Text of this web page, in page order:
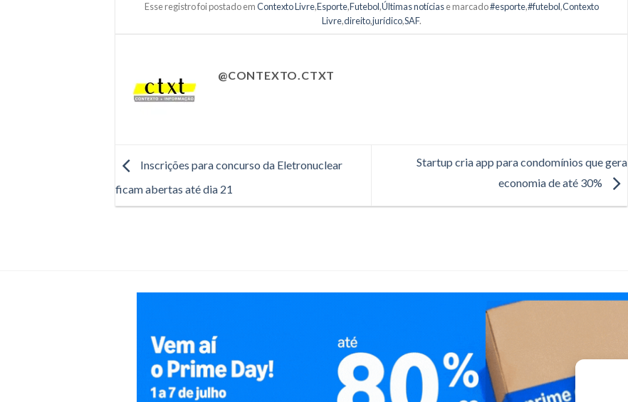
Esse registro foi postado emContexto Livre,Esporte,Futebol,Últimas notíciase marcado#esporte,#futebol,Contexto
Livre,direito,jurídico,SAF.
@CONTEXTO.CTXT
Inscrições para concurso da Eletronuclear
ficam abertas até dia 21
Startup cria app para condomínios que gera
economia de até 30%